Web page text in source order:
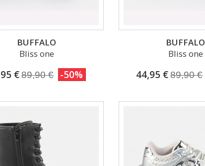
BUFFALO
Bliss one
€ 89,90 € -50%
BUFFALO
Bliss one
44,95 € 89,90 €